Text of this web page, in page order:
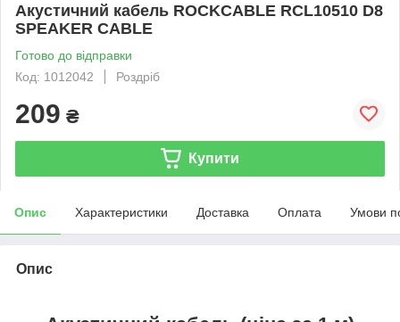
Акустичний кабель ROCKCABLE RCL10510 D8
SPEAKER CABLE
Готово до відправки
Код: 1012042
Роздріб
209 ₴
Купити
Опис Характеристики Доставка Оплата Умови
Опис